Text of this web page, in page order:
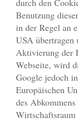
durch den
Benutzung
in der Regel an
USA übertragen
Aktivierung der
Webseite, wird
Google jedoch
Europäischen
des